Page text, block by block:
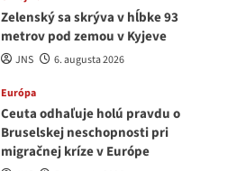
Zelenský sa skrýva v hĺbke 93
metrov pod zemou v Kyjeve
JNS 6. augusta 2026
Európa
Ceuta odhaľuje holú pravdu o
Bruselskej neschopnosti pri
migračnej kríze v Európe